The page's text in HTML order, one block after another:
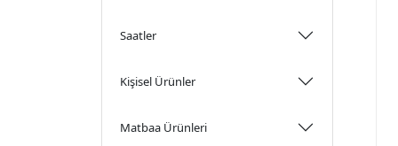
Saatler
Kişisel Ürünler
Matbaa Ürünleri